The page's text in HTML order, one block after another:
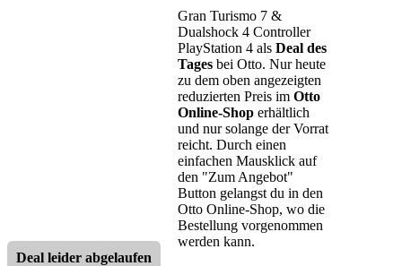
Gran Turismo 7 &
Dualshock 4 Controller
PlayStation 4 als Deal des
Tages bei Otto. Nur heute
zu dem oben angezeigten
reduzierten Preis im Otto
Online-Shop erhältlich
und nur solange der Vorrat
reicht. Durch einen
einfachen Mausklick auf
den "Zum Angebot"
Button gelangst du in den
Otto Online-Shop, wo die
Bestellung vorgenommen
werden kann.
Deal leider abgelaufen